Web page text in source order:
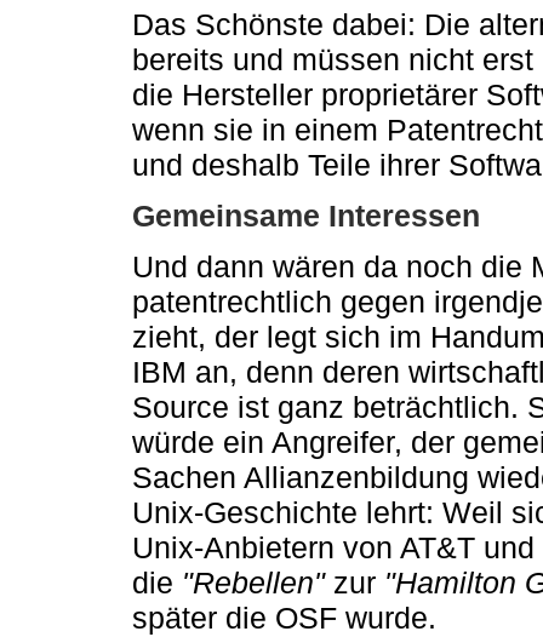
Das Schönste dabei: Die
bereits und müssen nicht
die Hersteller proprietärer
wenn sie in einem
und deshalb Teile ihrer
Gemeinsame Interessen
Und dann wären da noch die
patentrechtlich gegen
zieht, der legt sich im
IBM an, denn deren
Source ist ganz beträchtlich.
würde ein Angreifer, der
Sachen Allianzenbildung
Unix-Geschichte lehrt: Weil
Unix-Anbietern von AT&T
die "Rebellen"zur "Hamilton
später die OSF wurde.